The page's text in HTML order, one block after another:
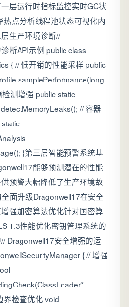
层运行时指标监控实时GC状
热点分析线程池状态可视化内
生产环境诊断//
断API示例 public class
{ // 低开销的性能采样 public
samplePerformance(long
测增强 public static
// 容器
}第三层智能预警系统基
能够预测潜在的性能
预警大幅降低了生产环境故
面升级Dragonwell17在安全
强加密算法优化针对国密算
1.3性能优化密钥管理系统的
Dragonwell17安全增强的运
{ // 增强
界检查优化 void